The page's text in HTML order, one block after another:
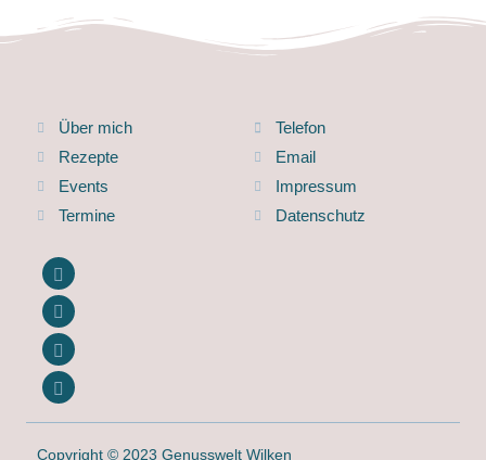
Über mich
Rezepte
Events
Termine
Telefon
Email
Impressum
Datenschutz
Copyright © 2023 Genusswelt Wilken